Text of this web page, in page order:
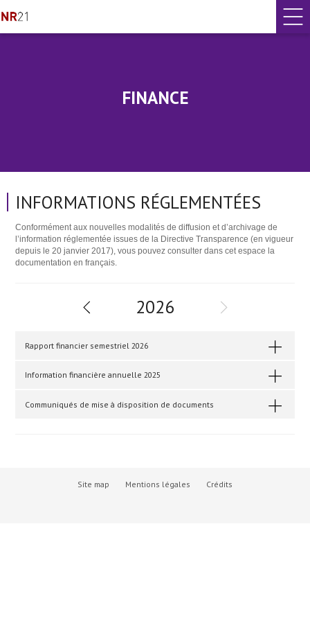
FINANCE
INFORMATIONS RÉGLEMENTÉES
Conformément aux nouvelles modalités de diffusion et d’archivage de
l’information réglementée issues de la Directive Transparence (en vigueur
depuis le 20 janvier 2017), vous pouvez consulter dans cet espace la
documentation en français.
2026
Rapport financier semestriel 2026
Information financière annuelle 2025
Communiqués de mise à disposition de documents
Site map Mentions légales Crédits